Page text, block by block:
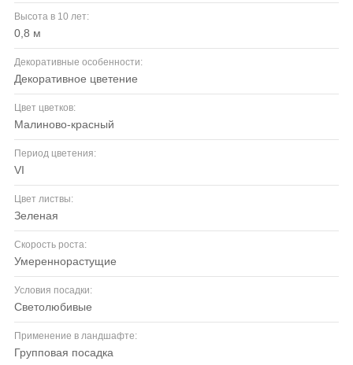
Высота в 10 лет:
0,8 м
Декоративные особенности:
декоративное цветение
Цвет цветков:
малиново-красный
Период цветения:
VI
Цвет листвы:
зеленая
Скорость роста:
умереннорастущие
Условия посадки:
светолюбивые
Применение в ландшафте:
групповая посадка